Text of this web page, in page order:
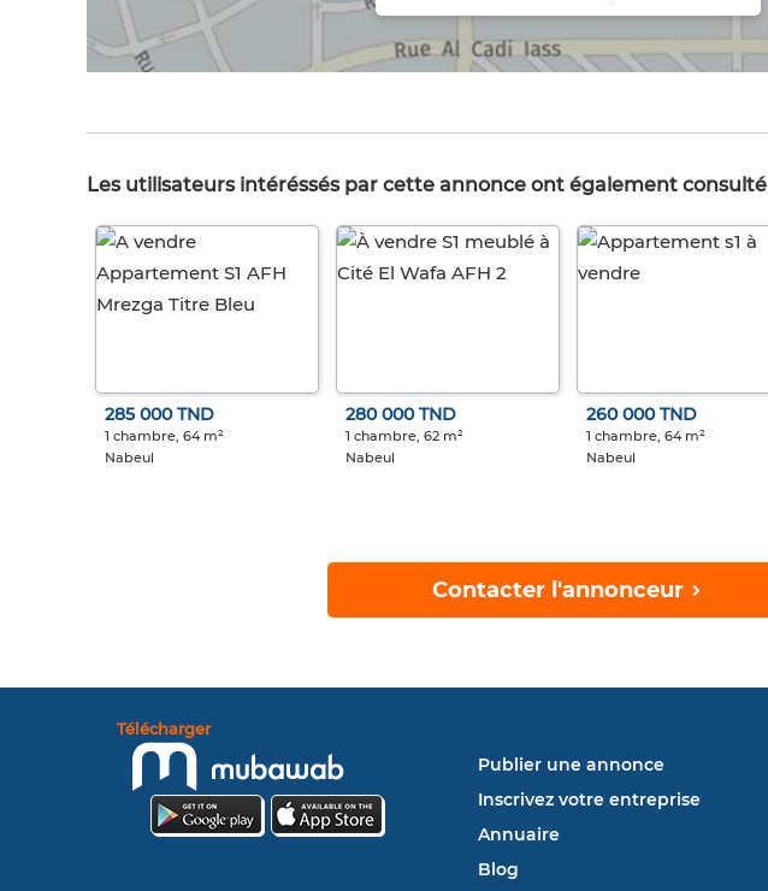
Les utilisateurs intéréssés par cette annonce ont également consulté
285 000 TND
1 chambre, 64 m²
Nabeul
280 000 TND
1 chambre, 62 m²
Nabeul
260 000 TND
1 chambre, 64 m²
Nabeul
Contacter l'annonceur
Télécharger
Publier une annonce
Inscrivez votre entreprise
Annuaire
Blog